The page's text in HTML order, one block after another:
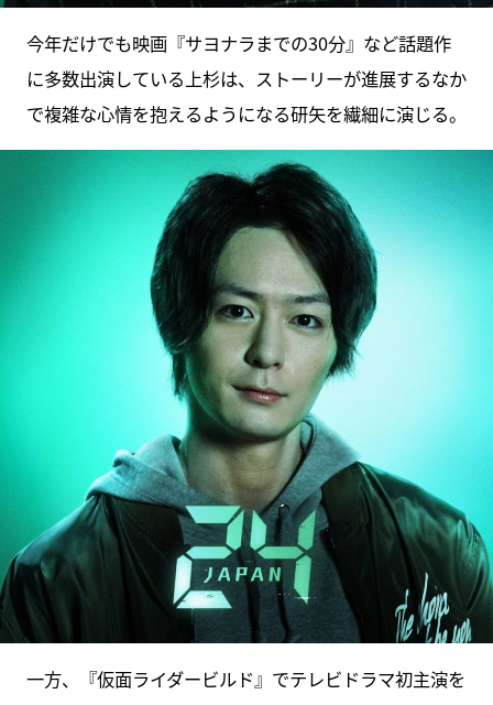
今年だけでも映画『サヨナラまでの30分』など話題作
に多数出演している上杉は、ストーリーが進展するなか
で複雑な心情を抱えるようになる研矢を繊細に演じる。
一方、『仮面ライダービルド』でテレビドラマ初主演を